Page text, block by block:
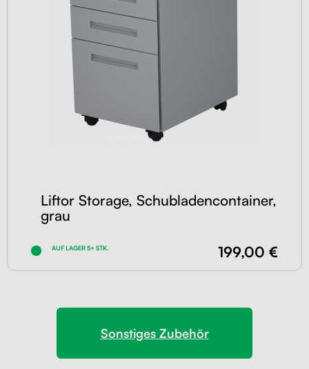
Liftor Storage, Schubladencontainer,
grau
AUF LAGER 5+ STK. 199,00 €
Sonstiges Zubehör